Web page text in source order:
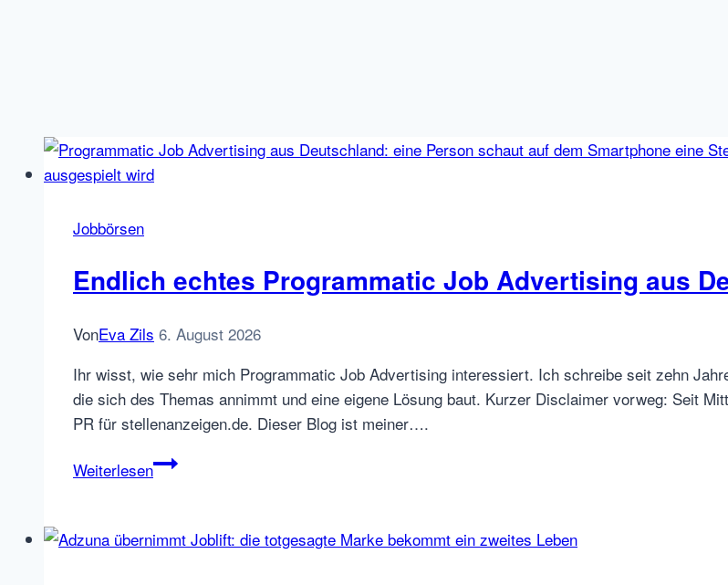
Jobbörsen
Endlich echtes Programmatic Job Advertising aus
VonEva Zils 6. August 2026
Ihr wisst, wie sehr mich Programmatic Job Advertising interessiert. Ich schreibe seit zehn
die sich des Themas annimmt und eine eigene Lösung baut. Kurzer Disclaimer vorweg: Seit
PR für stellenanzeigen.de. Dieser Blog ist meiner….
WeiterlesenEndlich
Job